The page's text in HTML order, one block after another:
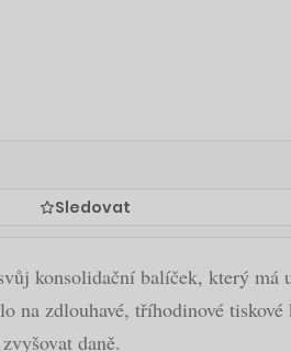
Sledovat
konsolidační balíček, který
na zdlouhavé, tříhodinové
daně.